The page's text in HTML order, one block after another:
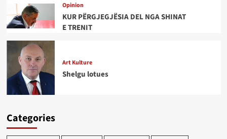
Opinion
KUR PËRGJEGJËSIA DEL NGA SHINAT
E TRENIT
Art Kulture
Shelgu lotues
Categories